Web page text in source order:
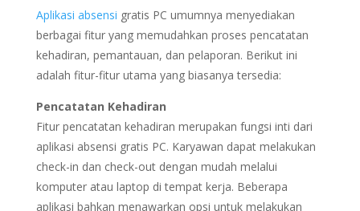
Aplikasi absensi gratis PC umumnya menyediakan
berbagai fitur yang memudahkan proses pencatatan
kehadiran, pemantauan, dan pelaporan. Berikut ini
adalah fitur-fitur utama yang biasanya tersedia:
Pencatatan Kehadiran
Fitur pencatatan kehadiran merupakan fungsi inti dari
aplikasi absensi gratis PC. Karyawan dapat melakukan
check-in dan check-out dengan mudah melalui
komputer atau laptop di tempat kerja. Beberapa
aplikasi bahkan menawarkan opsi untuk melakukan